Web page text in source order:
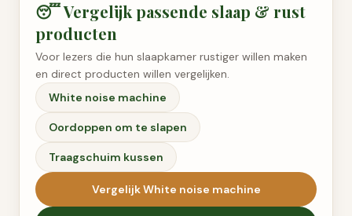
😴Vergelijk passende slaap & rust
producten
Voor lezers die hun slaapkamer rustiger willen maken
en direct producten willen vergelijken.
White noise machine
Oordoppen om te slapen
Traagschuim kussen
VergelijkWhite noise machine